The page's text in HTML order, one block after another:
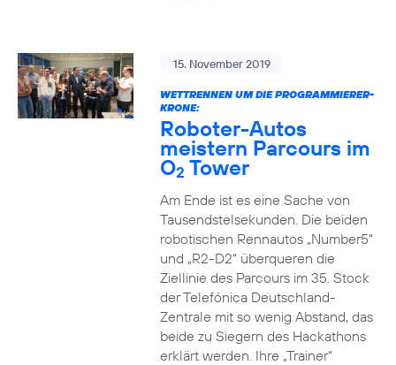
15. November 2019
WETTRENNEN UM DIE PROGRAMMIERER-
KRONE:
Roboter-Autos
meistern Parcours im
O2 Tower
Am Ende ist es eine Sache von
Tausendstelsekunden. Die beiden
robotischen Rennautos „Number5“
und „R2-D2“ überqueren die
Ziellinie des Parcours im 35. Stock
der Telefónica Deutschland-
Zentrale mit so wenig Abstand, das
beide zu Siegern des Hackathons
erklärt werden. Ihre „Trainer“